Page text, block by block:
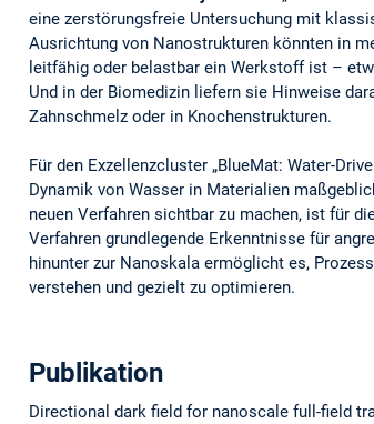
eine zerstörungsfreie Untersuchung mit
Ausrichtung von Nanostrukturen könnten in
leitfähig oder belastbar ein Werkstoff ist –
Und in der Biomedizin liefern sie Hinweise
Zahnschmelz oder in Knochenstrukturen.
Für den Exzellenzcluster „BlueMat: Water-
Dynamik von Wasser in Materialien
neuen Verfahren sichtbar zu machen, ist für
Verfahren grundlegende Erkenntnisse für
hinunter zur Nanoskala ermöglicht es,
verstehen und gezielt zu optimieren.
Publikation
Directional dark field for nanoscale full-field